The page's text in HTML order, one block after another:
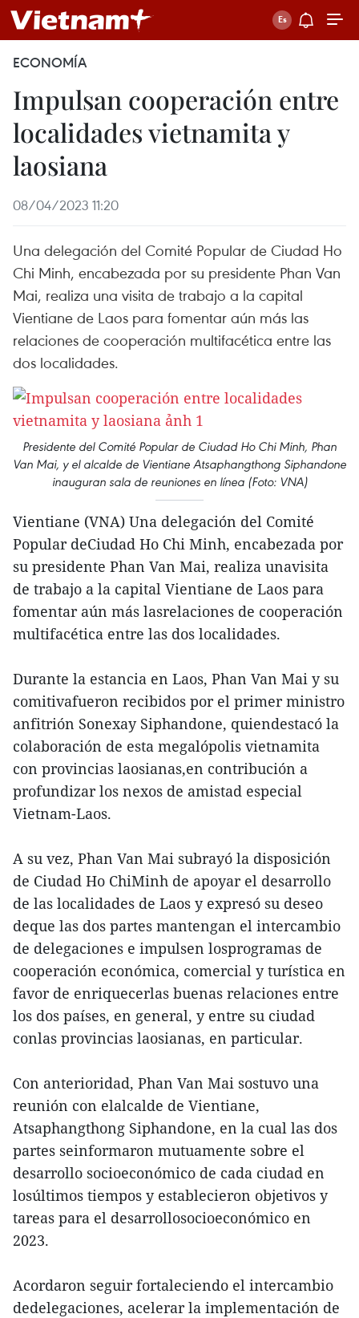
ECONOMÍA
Impulsan cooperación entre
localidades vietnamita y
laosiana
08/04/2023 11:20
Una delegación del Comité Popular de Ciudad Ho
Chi Minh, encabezada por su presidente Phan Van
Mai, realiza una visita de trabajo a la capital
Vientiane de Laos para fomentar aún más las
relaciones de cooperación multifacética entre las
dos localidades.
Presidente del Comité Popular de Ciudad Ho Chi Minh, Phan
Van Mai, y el alcalde de Vientiane Atsaphangthong Siphandone
inauguran sala de reuniones en línea (Foto: VNA)
Vientiane (VNA) Una delegación del Comité
Popular deCiudad Ho Chi Minh, encabezada por
su presidente Phan Van Mai, realiza unavisita
de trabajo a la capital Vientiane de Laos para
fomentar aún más lasrelaciones de cooperación
multifacética entre las dos localidades.
Durante la estancia en Laos, Phan Van Mai y su
comitivafueron recibidos por el primer ministro
anfitrión Sonexay Siphandone, quiendestacó la
colaboración de esta megalópolis vietnamita
con provincias laosianas,en contribución a
profundizar los nexos de amistad especial
Vietnam-Laos.
A su vez, Phan Van Mai subrayó la disposición
de Ciudad Ho ChiMinh de apoyar el desarrollo
de las localidades de Laos y expresó su deseo
deque las dos partes mantengan el intercambio
de delegaciones e impulsen losprogramas de
cooperación económica, comercial y turística en
favor de enriquecerlas buenas relaciones entre
los dos países, en general, y entre su ciudad
conlas provincias laosianas, en particular.
Con anterioridad, Phan Van Mai sostuvo una
reunión con elalcalde de Vientiane,
Atsaphangthong Siphandone, en la cual las dos
partes seinformaron mutuamente sobre el
desarrollo socioeconómico de cada ciudad en
losúltimos tiempos y establecieron objetivos y
tareas para el desarrollosocioeconómico en
2023.
Acordaron seguir fortaleciendo el intercambio
dedelegaciones, acelerar la implementación de